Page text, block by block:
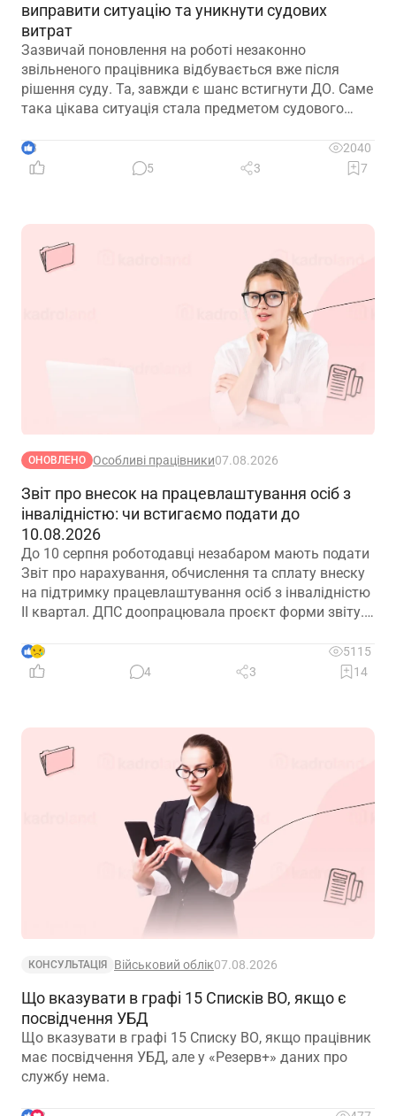
виправити ситуацію та уникнути судових
витрат
Зазвичай поновлення на роботі незаконно
звільненого працівника відбувається вже після
рішення суду. Та, завжди є шанс встигнути ДО. Саме
така цікава ситуація стала предметом судового
скасував помилково виданий наказ про звільнення.
Розберемо її докладно
3
2040
5
3 7
ОНОВЛЕНО Особливі працівники07.08.2026
Звіт про внесок на працевлаштування осіб з
інвалідністю: чи встигаємо подати до
10.08.2026
До 10 серпня роботодавці незабаром мають подати
Звіт про нарахування, обчислення та сплату внеску
на підтримку працевлаштування осіб з інвалідністю
ІІ квартал. ДПС доопрацювала проєкт форми звіту.
далі
9
5115
4
3 14
КОНСУЛЬТАЦІЯ Військовий облік07.08.2026
Що вказувати в графі 15 Списків ВО, якщо є
посвідчення УБД
Що вказувати в графі 15 Списку ВО, якщо працівник
має посвідчення УБД, але у «Резерв+» даних про
службу нема.